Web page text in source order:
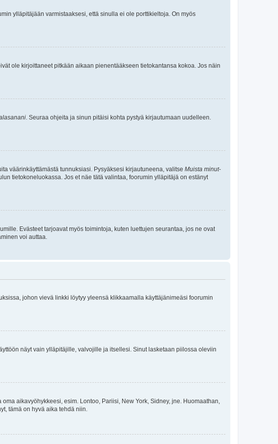
ylläpitäjään varmistaaksesi, että sinulla ei ole porttikieltoja. On myös
ole kirjoittaneet pitkään aikaan pienentääkseen tietokantansa kokoa. Jos näin
. Seuraa ohjeita ja sinun pitäisi kohta pystyä kirjautumaan uudelleen.
väärinkäyttämästä tunnuksiasi. Pysyäksesi kirjautuneena, valitse Muista minut-
tietokoneluokassa. Jos et näe tätä valintaa, foorumin ylläpitäjä on estänyt
Evästeet tarjoavat myös toimintoja, kuten luettujen seurantaa, jos ne ovat
voi auttaa.
johon vievä linkki löytyy yleensä klikkaamalla käyttäjänimeäsi foorumin
näyt vain ylläpitäjille, valvojille ja itsellesi. Sinut lasketaan piilossa oleviin
aikavyöhykkeesi, esim. Lontoo, Pariisi, New York, Sidney, jne. Huomaathan,
tämä on hyvä aika tehdä niin.